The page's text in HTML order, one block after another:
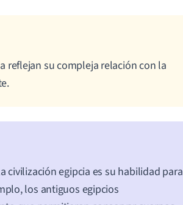
reflejan su compleja relación con la
civilización egipcia es su habilidad para
los antiguos egipcios